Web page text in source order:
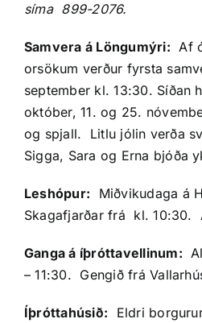
síma 899-2076.
Samvera á Löngumýri: Af
orsökum verður fyrsta
september kl. 13:30. Síðan
október, 11. og 25.
og spjall. Litlu jólin verða
Sigga, Sara og Erna bjóða
Leshópur: Miðvikudaga á
Skagafjarðar frá kl. 10:30.
Ganga á íþróttavellinum:
– 11:30. Gengið frá
Íþróttahúsið: Eldri